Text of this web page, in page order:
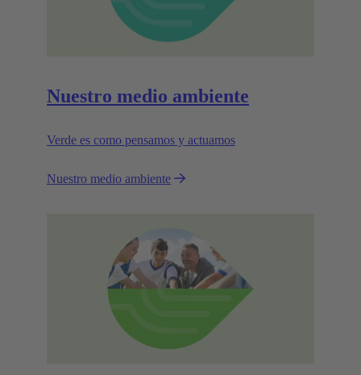
Nuestro medio ambiente
Verde es como pensamos y actuamos
Nuestro medio ambiente